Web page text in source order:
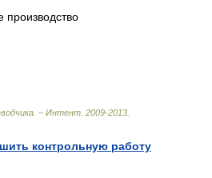
производство
– Интент 2009-2013
контрольную работу